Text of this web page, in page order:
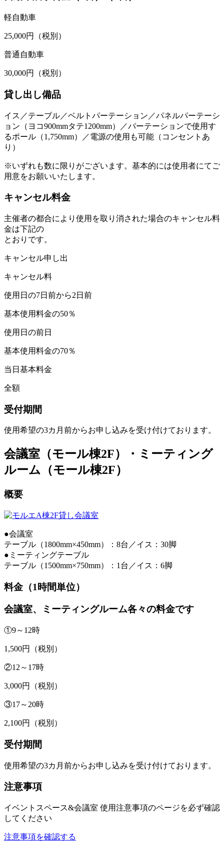
軽自動車
25,000円（税別）
普通自動車
30,000円（税別）
貸し出し備品
イス／テーブル／ベルトパーテーション／パネルパーテーシ
ョン（ヨコ900mmタテ1200mm）／パーテーションで使用す
るポール（1,750mm）／電源の使用も可能（コンセントあ
り）
※いずれも数に限りがございます。基本的には使用者にてご
用意をお願いいたします。
キャンセル料金
主催者の都合により使用を取り消された場合のキャンセル料
金は下記の
とおりです。
キャンセル申し出
キャンセル料
使用日の7日前から2日前
基本使用料金の50％
使用日の前日
基本使用料金の70％
当日基本料金
全額
受付期間
使用希望の3カ月前からお申し込みを受け付けております。
会議室（モール棟2F）・ミーティング
ルーム（モール棟2F）
概要
●会議室
テーブル（1800mm×450mm）：8台／イス：30脚
●ミーティングテーブル
テーブル（1500mm×750mm）：1台／イス：6脚
料金（1時間単位）
会議室、ミーティングルーム各々の料金です
①9～12時
1,500円（税別）
②12～17時
3,000円（税別）
③17～20時
2,100円（税別）
受付期間
使用希望の3カ月前からお申し込みを受け付けております。
注意事項
イベントスペース&会議室 使用注意事項のページを必ず確認
してください
注意事項を確認する